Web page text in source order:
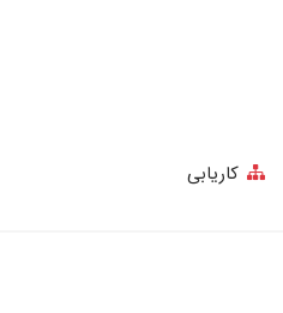
کاریابی